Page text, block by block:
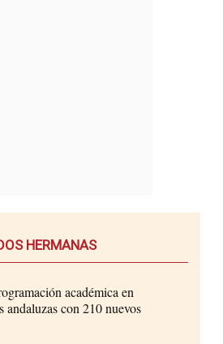
HERMANAS
académica en
andaluzas con 210 nuevos